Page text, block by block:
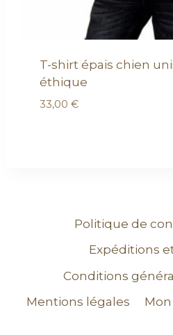
T-shirt épais chien
éthique
33,00 €
Politique de
Expéditions
Conditions
Mentions légales